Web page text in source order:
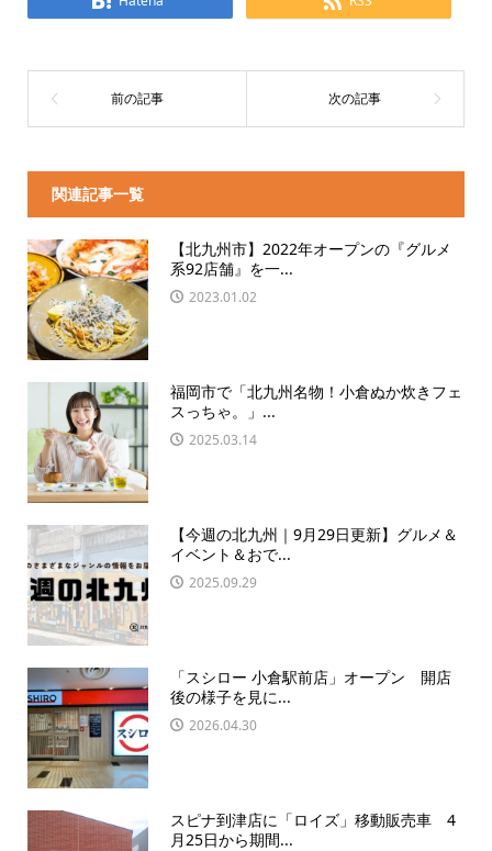
関連記事一覧
【北九州市】2022年オープンの『グルメ
系92店舗』を一...
2023.01.02
福岡市で「北九州名物！小倉ぬか炊きフェ
スっちゃ。」...
2025.03.14
【今週の北九州｜9月29日更新】グルメ＆
イベント＆おで...
2025.09.29
「スシロー 小倉駅前店」オープン 開店
後の様子を見に...
2026.04.30
スピナ到津店に「ロイズ」移動販売車 4
月25日から期間...